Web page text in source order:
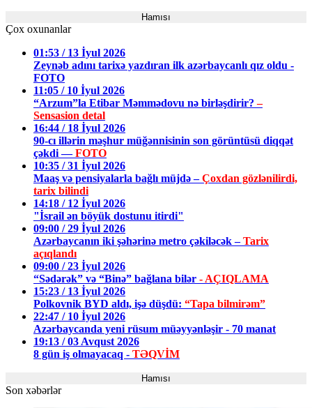
Hamısı
Çox oxunanlar
01:53 / 13 İyul 2026
Zeynəb adını tarixə yazdıran ilk azərbaycanlı qız oldu -
FOTO
11:05 / 10 İyul 2026
“Arzum”la Etibar Məmmədovu nə birləşdirir?–
Sensasion detal
16:44 / 18 İyul 2026
90-cı illərin məşhur müğənnisinin son görüntüsü diqqət
çəkdi —FOTO
10:35 / 31 İyul 2026
Maaş və pensiyalarla bağlı müjdə –Çoxdan gözlənilirdi,
tarix bilindi
14:18 / 12 İyul 2026
"İsrail ən böyük dostunu itirdi"
09:00 / 29 İyul 2026
Azərbaycanın iki şəhərinə metro çəkiləcək –Tarix
açıqlandı
09:00 / 23 İyul 2026
“Sədərək” və “Binə” bağlana bilər - AÇIQLAMA
15:23 / 13 İyul 2026
Polkovnik BYD aldı, işə düşdü: “Tapa bilmirəm”
22:47 / 10 İyul 2026
Azərbaycanda yeni rüsum müəyyənləşir - 70 manat
19:13 / 03 Avqust 2026
8 gün iş olmayacaq - TƏQVİM
Hamısı
Son xəbərlər